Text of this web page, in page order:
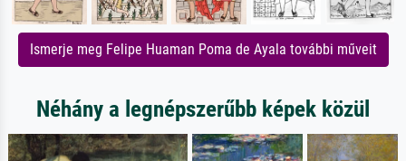
Ismerje meg Felipe Huaman Poma de Ayala további műveit
Néhány a legnépszerűbb képek közül